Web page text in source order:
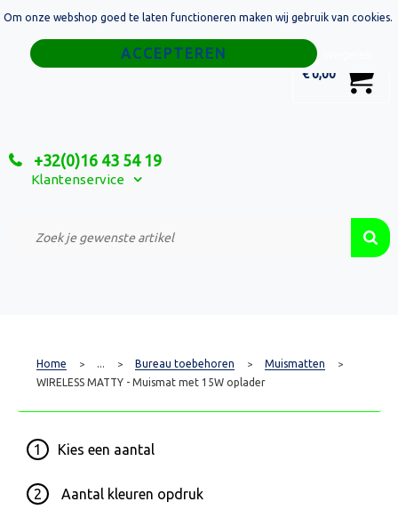
€ 0,00
+32(0)16 43 54 19
Klantenservice
Home
Relatiegeschenken
Custom Made Projecten
Home > ... > Bureau toebehoren > Muismatten >
WIRELESS MATTY - Muismat met 15W oplader
1 Kies een aantal
2 Aantal kleuren opdruk
Om onze webshop goed te laten functioneren maken wij gebruik van cookies.